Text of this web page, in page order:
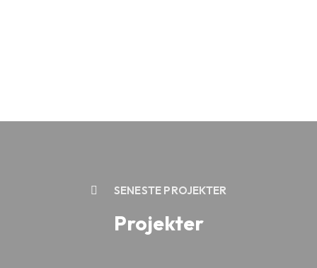
SENESTE PROJEKTER
Projekter